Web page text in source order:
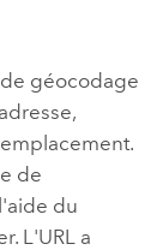
géocodage
de
du
L'URL a